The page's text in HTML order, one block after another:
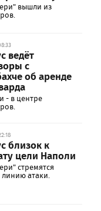
вышли из
ведёт
с
об аренде
- в центре
близок к
цели Наполи
стремятся
атаки.